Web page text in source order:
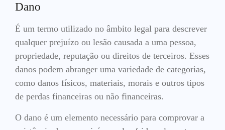
Dano
É um termo utilizado no âmbito legal para descrever
qualquer prejuízo ou lesão causada a uma pessoa,
propriedade, reputação ou direitos de terceiros. Esses
danos podem abranger uma variedade de categorias,
como danos físicos, materiais, morais e outros tipos
de perdas financeiras ou não financeiras.
O dano é um elemento necessário para comprovar a